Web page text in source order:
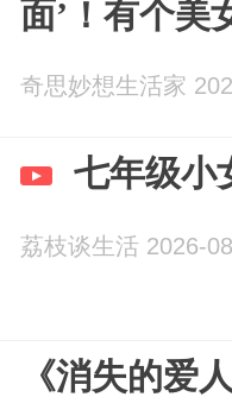
面’！有个美
奇思妙想生活家
七年级小
荔枝谈生活 2026-
《消失的爱